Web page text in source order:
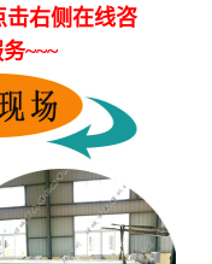
右侧在线咨
~~~